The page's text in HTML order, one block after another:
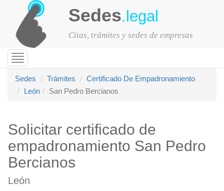
Sedes.legal
Citas, trámites y sedes de empresas
Toggle
navigation
Sedes
Trámites
Certificado De Empadronamiento
León
San Pedro Bercianos
Solicitar certificado de
empadronamiento San Pedro
Bercianos
León